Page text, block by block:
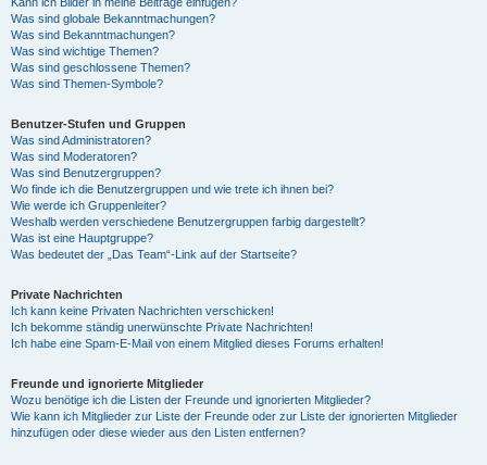
Was sind globale Bekanntmachungen?
Was sind Bekanntmachungen?
Was sind wichtige Themen?
Was sind geschlossene Themen?
Was sind Themen-Symbole?
Benutzer-Stufen und Gruppen
Was sind Administratoren?
Was sind Moderatoren?
Was sind Benutzergruppen?
Wo finde ich die Benutzergruppen und wie trete ich ihnen bei?
Wie werde ich Gruppenleiter?
Weshalb werden verschiedene Benutzergruppen farbig dargestellt?
Was ist eine Hauptgruppe?
Was bedeutet der „Das Team“-Link auf der Startseite?
Private Nachrichten
Ich kann keine Privaten Nachrichten verschicken!
Ich bekomme ständig unerwünschte Private Nachrichten!
Ich habe eine Spam-E-Mail von einem Mitglied dieses Forums erhalten!
Freunde und ignorierte Mitglieder
Wozu benötige ich die Listen der Freunde und ignorierten Mitglieder?
Wie kann ich Mitglieder zur Liste der Freunde oder zur Liste der ignorierten Mitglieder
hinzufügen oder diese wieder aus den Listen entfernen?